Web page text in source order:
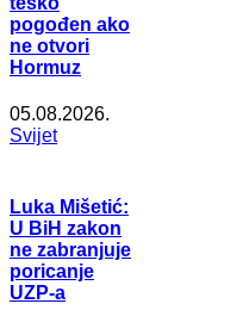
pogođen ako
ne otvori
Hormuz
05.08.2026.
Svijet
Luka Mišetić:
U BiH zakon
ne zabranjuje
poricanje
UZP-a